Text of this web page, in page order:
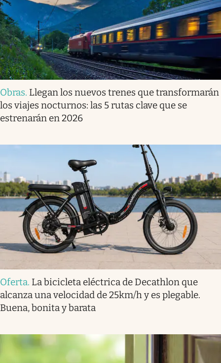
Obras. Llegan los nuevos trenes que transformarán
los viajes nocturnos: las 5 rutas clave que se
estrenarán en 2026
Oferta. La bicicleta eléctrica de Decathlon que
alcanza una velocidad de 25km/h y es plegable.
Buena, bonita y barata